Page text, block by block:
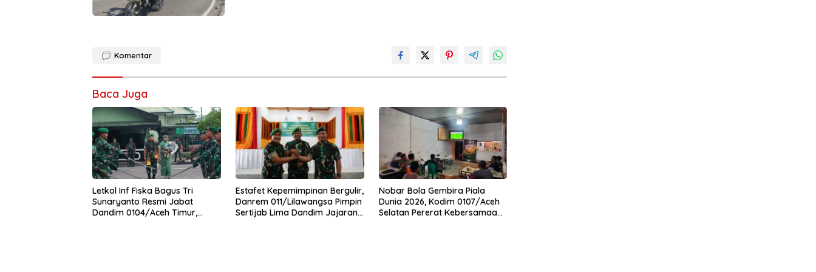
Komentar
Baca Juga
Letkol Inf Fiska Bagus Tri
Sunaryanto Resmi Jabat
Dandim 0104/Aceh Timur,
Estafet Kepemimpinan Bergulir,
Danrem 011/Lilawangsa Pimpin
Sertijab Lima Dandim Jajaran
Nobar Bola Gembira Piala
Dunia 2026, Kodim 0107/Aceh
Selatan Pererat Kebersamaan